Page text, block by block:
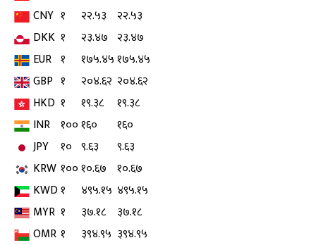
CNY १ २२.५३
२२.५३
DKK १ २३.४७ २३.४७
EUR १ १७५.४५१७५.४५
GBP १ २०४.६२ २०४.६२
HKD १ १९.३८
१९.३८
INR १००१६०
१६०
JPY
१० ९.६३
९.६३
KRW १००१०.६७ १०.६७
KWD१ ४९५.१५ ४९५.१५
MYR १ ३७.१८
३७.१८
OMR १ ३९४.९५ ३९४.९५